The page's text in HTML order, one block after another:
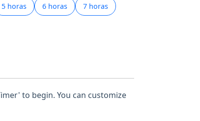
5 horas 6 horas 7 horas
to begin. You can customize